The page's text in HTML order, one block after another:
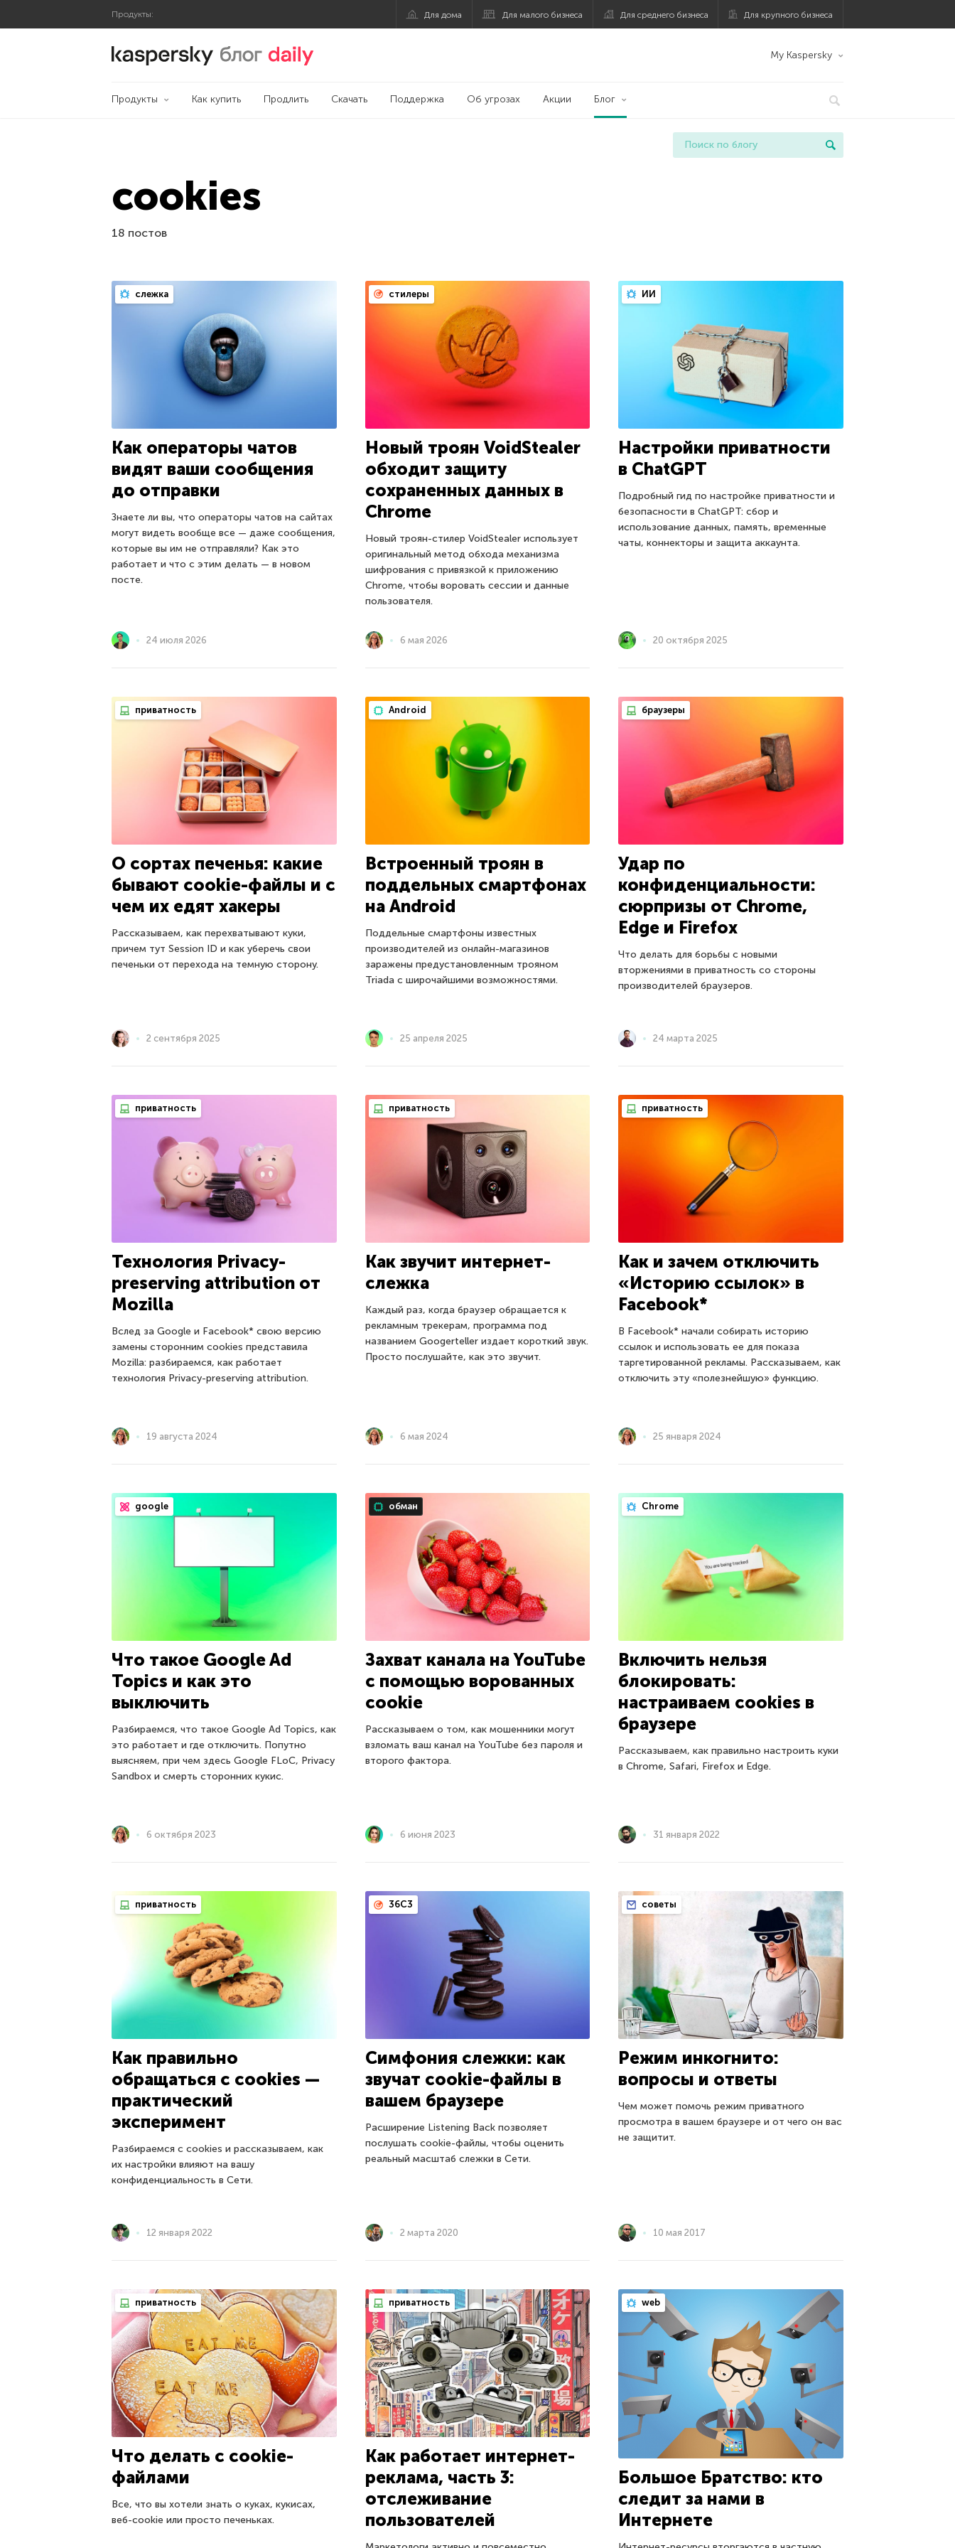
Продукты: Для дома Для малого бизнеса Для среднего бизнеса Для крупного бизнеса
Блог Касперского My Kaspersky
Продукты Как купить Продлить Скачать Поддержка Об угрозах Акции Блог
cookies
18 постов
слежка
Как операторы чатов
видят ваши сообщения
до отправки
Знаете ли вы, что операторы чатов на сайтах
могут видеть вообще все — даже сообщения,
которые вы им не отправляли? Как это
работает и что с этим делать — в новом
посте.
24 июля 2026
стилеры
Новый троян VoidStealer
обходит защиту
сохраненных данных в
Chrome
Новый троян-стилер VoidStealer использует
оригинальный метод обхода механизма
шифрования с привязкой к приложению
Chrome, чтобы воровать сессии и данные
пользователя.
6 мая 2026
ИИ
Настройки приватности
в ChatGPT
Подробный гид по настройке приватности и
безопасности в ChatGPT: сбор и
использование данных, память, временные
чаты, коннекторы и защита аккаунта.
20 октября 2025
приватность
О сортах печенья: какие
бывают cookie-файлы и с
чем их едят хакеры
Рассказываем, как перехватывают куки,
причем тут Session ID и как уберечь свои
печеньки от перехода на темную сторону.
2 сентября 2025
Android
Встроенный троян в
поддельных смартфонах
на Android
Поддельные смартфоны известных
производителей из онлайн-магазинов
заражены предустановленным трояном
Triada с широчайшими возможностями.
25 апреля 2025
браузеры
Удар по
конфиденциальности:
сюрпризы от Chrome,
Edge и Firefox
Что делать для борьбы с новыми
вторжениями в приватность со стороны
производителей браузеров.
24 марта 2025
приватность
Технология Privacy-
preserving attribution от
Mozilla
Вслед за Google и Facebook* свою версию
замены сторонним cookies представила
Mozilla: разбираемся, как работает
технология Privacy-preserving attribution.
19 августа 2024
приватность
Как звучит интернет-
слежка
Каждый раз, когда браузер обращается к
рекламным трекерам, программа под
названием Googerteller издает короткий звук.
Просто послушайте, как это звучит.
6 мая 2024
приватность
Как и зачем отключить
«Историю ссылок» в
Facebook*
В Facebook* начали собирать историю
ссылок и использовать ее для показа
таргетированной рекламы. Рассказываем, как
отключить эту «полезнейшую» функцию.
25 января 2024
google
Что такое Google Ad
Topics и как это
выключить
Разбираемся, что такое Google Ad Topics, как
это работает и где отключить. Попутно
выясняем, при чем здесь Google FLoC, Privacy
Sandbox и смерть сторонних кукис.
6 октября 2023
обман
Захват канала на YouTube
с помощью ворованных
cookie
Рассказываем о том, как мошенники могут
взломать ваш канал на YouTube без пароля и
второго фактора.
6 июня 2023
Chrome
Включить нельзя
блокировать:
настраиваем cookies в
браузере
Рассказываем, как правильно настроить куки
в Chrome, Safari, Firefox и Edge.
31 января 2022
приватность
Как правильно
обращаться с cookies —
практический
эксперимент
Разбираемся с cookies и рассказываем, как
их настройки влияют на вашу
конфиденциальность в Сети.
12 января 2022
36C3
Симфония слежки: как
звучат cookie-файлы в
вашем браузере
Расширение Listening Back позволяет
послушать cookie-файлы, чтобы оценить
реальный масштаб слежки в Сети.
2 марта 2020
советы
Режим инкогнито:
вопросы и ответы
Чем может помочь режим приватного
просмотра в вашем браузере и от чего он вас
не защитит.
10 мая 2017
приватность
Что делать с cookie-
файлами
Все, что вы хотели знать о куках, кукисах,
веб-cookie или просто печеньках.
приватность
Как работает интернет-
реклама, часть 3:
отслеживание
пользователей
web
Большое Братство: кто
следит за нами в
Интернете